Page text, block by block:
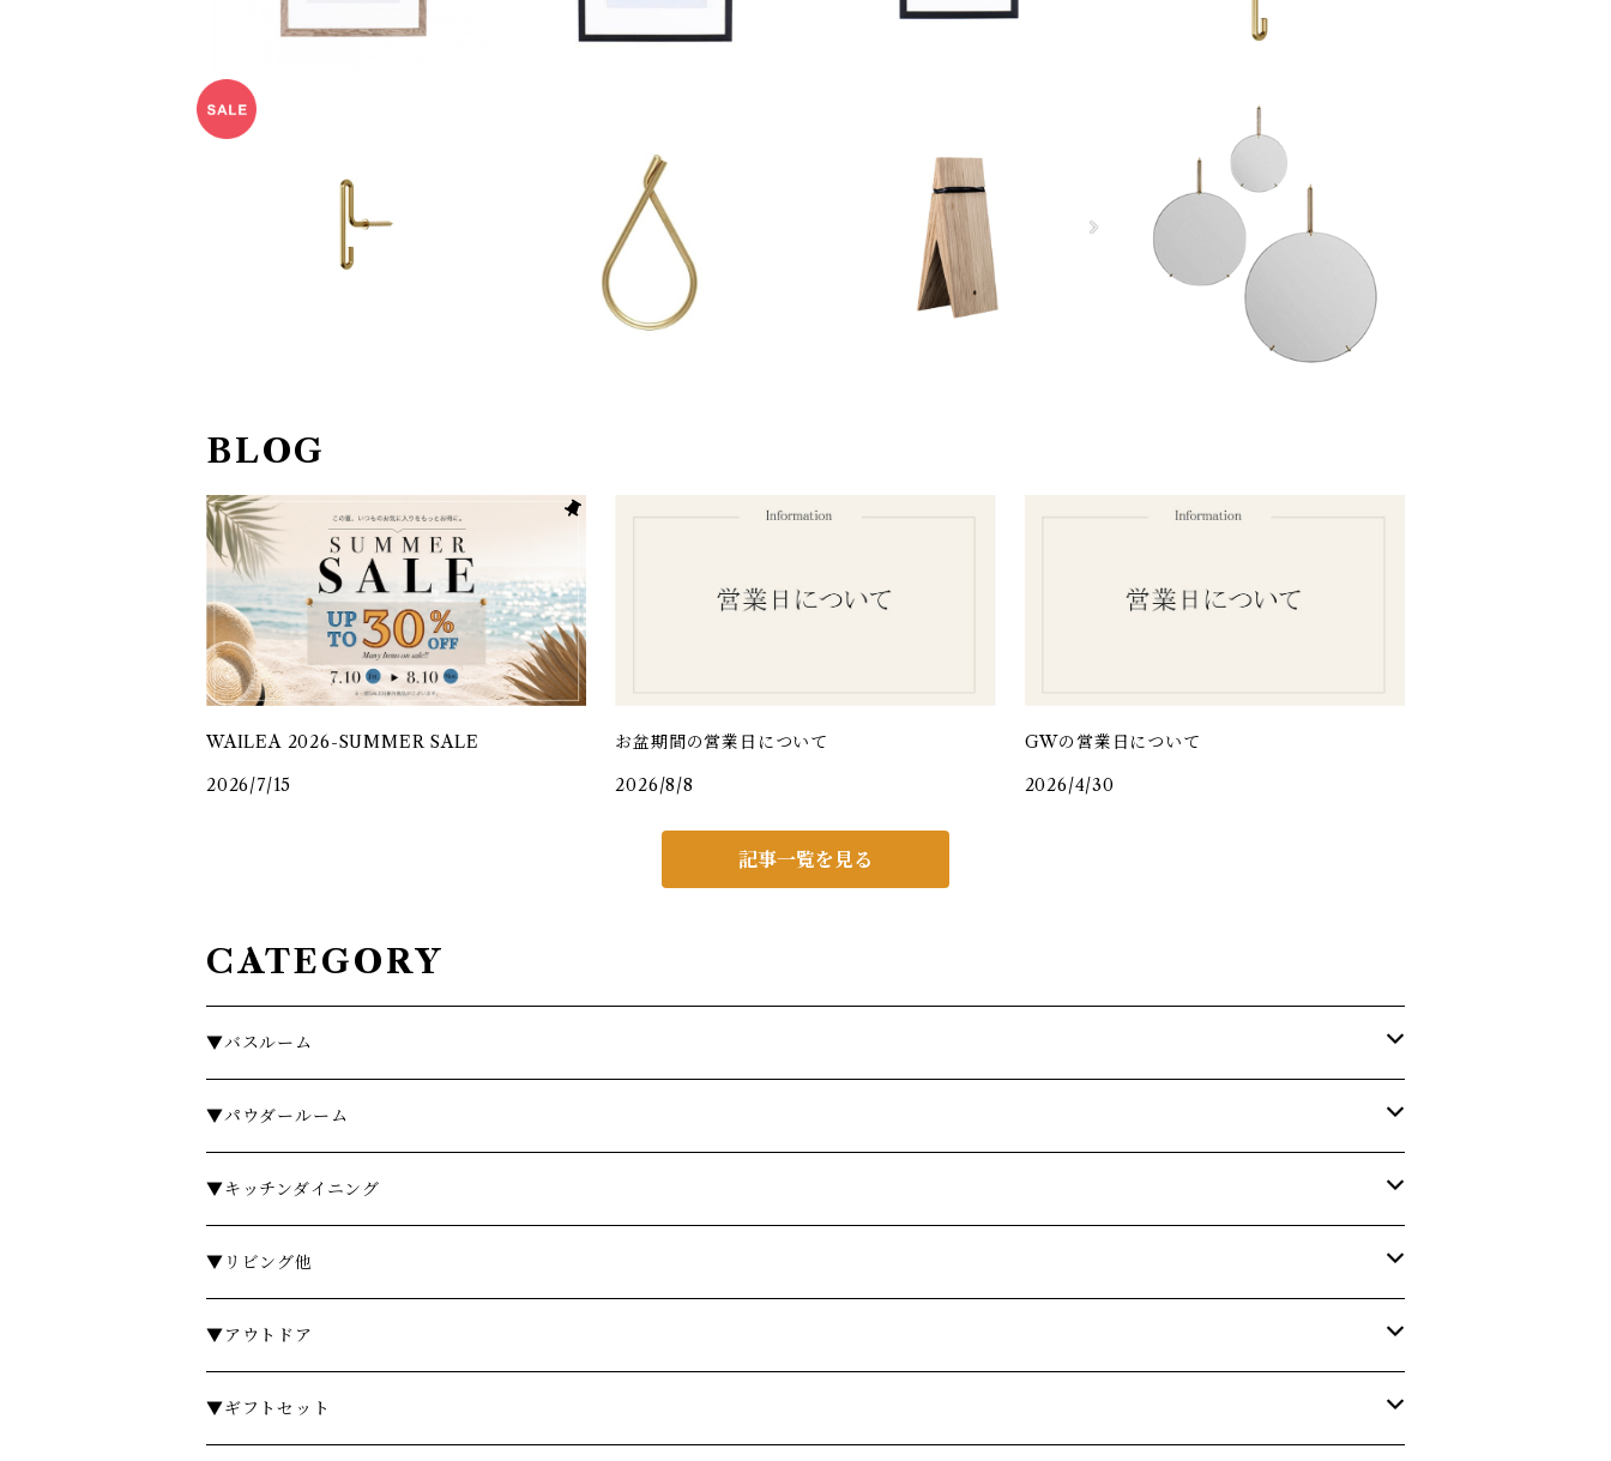
ウォールフック S(マットゴー
¥4,620
30%OFF
キーリング MOEBE
¥3,344
20%OFF
ピンチ MOEBE
¥1,496
20%OFF
ウォールミラー 70cm(ブラス)
MOEBE
¥91,300
BLOG
WAILEA 2026-SUMMER SALE
2026/7/15
お盆期間の営業日について
2026/8/8
GWの営業日について
2026/4/30
記事一覧を見る
CATEGORY
▼バスルーム
タオル
バスローブ
石鹸・ボディソープ
入浴剤・バスソルト
ディスペンサー・ソープディッシュ
▼パウダールーム
石鹸・ハンドウォッシュ
ディスペンサー・ソープディッシュ
歯ブラシスタンド・タンブラー
ハンドクリーム
▼キッチンダイニング
お皿・プレート
グラス・コップ
カトラリー
▼リビング他
フレグランス
フレグランスランプ
時計
▼アウトドア
テーブル
▼ギフトセット